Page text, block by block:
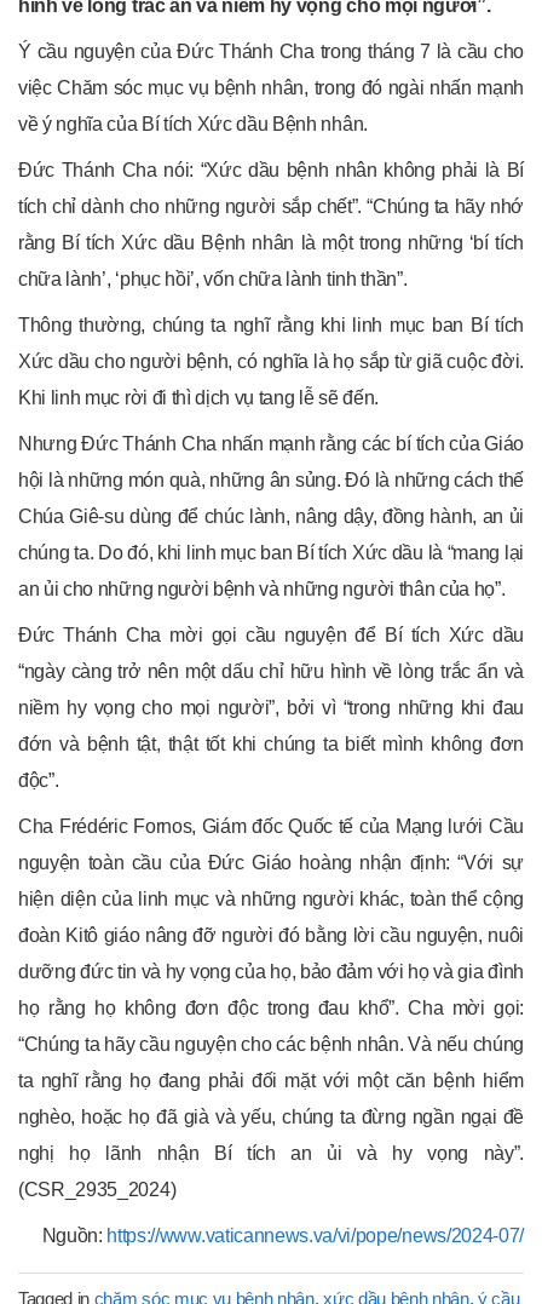
hình về lòng trắc ẩn và niềm hy vọng cho mọi người”.
Ý cầu nguyện của Đức Thánh Cha trong tháng 7 là cầu cho
việc Chăm sóc mục vụ bệnh nhân, trong đó ngài nhấn mạnh
về ý nghĩa của Bí tích Xức dầu Bệnh nhân.
Đức Thánh Cha nói: “Xức dầu bệnh nhân không phải là Bí
tích chỉ dành cho những người sắp chết”. “Chúng ta hãy nhớ
rằng Bí tích Xức dầu Bệnh nhân là một trong những ‘bí tích
chữa lành’, ‘phục hồi’, vốn chữa lành tinh thần”.
Thông thường, chúng ta nghĩ rằng khi linh mục ban Bí tích
Xức dầu cho người bệnh, có nghĩa là họ sắp từ giã cuộc đời.
Khi linh mục rời đi thì dịch vụ tang lễ sẽ đến.
Nhưng Đức Thánh Cha nhấn mạnh rằng các bí tích của Giáo
hội là những món quà, những ân sủng. Đó là những cách thế
Chúa Giê-su dùng để chúc lành, nâng dậy, đồng hành, an ủi
chúng ta. Do đó, khi linh mục ban Bí tích Xức dầu là “mang lại
an ủi cho những người bệnh và những người thân của họ”.
Đức Thánh Cha mời gọi cầu nguyện để Bí tích Xức dầu
“ngày càng trở nên một dấu chỉ hữu hình về lòng trắc ẩn và
niềm hy vọng cho mọi người”, bởi vì “trong những khi đau
đớn và bệnh tật, thật tốt khi chúng ta biết mình không đơn
độc”.
Cha Frédéric Fornos, Giám đốc Quốc tế của Mạng lưới Cầu
nguyện toàn cầu của Đức Giáo hoàng nhận định: “Với sự
hiện diện của linh mục và những người khác, toàn thể cộng
đoàn Kitô giáo nâng đỡ người đó bằng lời cầu nguyện, nuôi
dưỡng đức tin và hy vọng của họ, bảo đảm với họ và gia đình
họ rằng họ không đơn độc trong đau khổ”. Cha mời gọi:
“Chúng ta hãy cầu nguyện cho các bệnh nhân. Và nếu chúng
ta nghĩ rằng họ đang phải đối mặt với một căn bệnh hiểm
nghèo, hoặc họ đã già và yếu, chúng ta đừng ngần ngại đề
nghị họ lãnh nhận Bí tích an ủi và hy vọng này”.
(CSR_2935_2024)
Nguồn: https://www.vaticannews.va/vi/pope/news/2024-07/
Tagged in chăm sóc mục vụ bệnh nhân,xức dầu bệnh nhân,ý cầu